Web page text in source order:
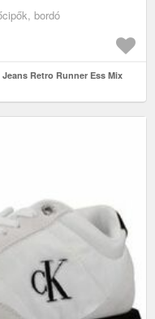
bordó
Retro Runner Ess Mix